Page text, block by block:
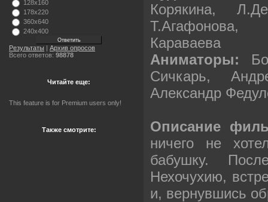
128x160
178x220
360x640
240x400
Результаты | Архив опросов
Всего ответов: 98878
Читайте еще:
This feature is for Premium users only!
Также смотрите:
Корякина,
Т.Агафонова,
Караваева
Аниматоры:
Сичкарь,
Александр
Описание
ничего не
бабушку.
Нехочухию,
и, вернувшись